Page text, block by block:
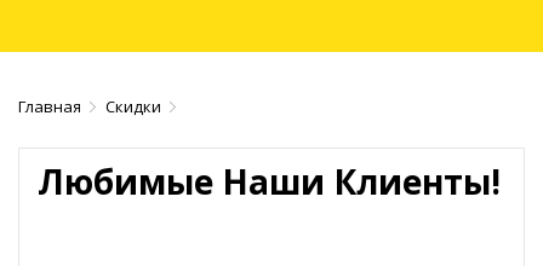
Главная Скидки
Любимые Наши Клиенты!